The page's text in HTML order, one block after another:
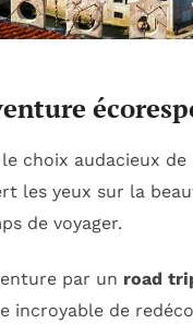
choix audacieux
les yeux sur la
de voyager.
par un road
incroyable de